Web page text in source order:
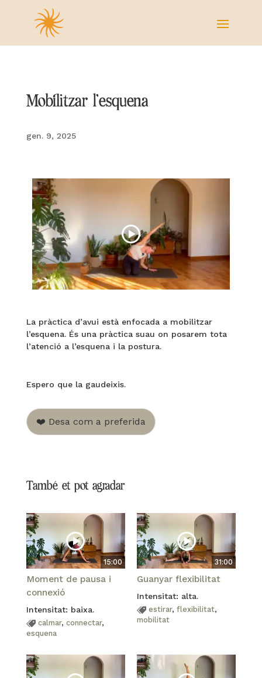
Mobilitzar l’esquena
gen. 9, 2025
La pràctica d’avui està enfocada a mobilitzar
l’esquena. És una pràctica suau on posarem tota
l’atenció a l’esquena i la postura.
Espero que la gaudeixis.
❤️ Desa com a preferida
També et pot agradar
15:00
Moment de pausa i
connexió
Intensitat: baixa.
calmar, connectar,
esquena
31:00
Guanyar flexibilitat
Intensitat: alta.
estirar, flexibilitat,
mobilitat